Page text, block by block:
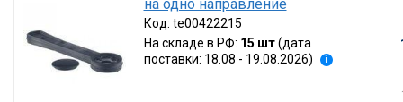
на одно направление
Код: te00422215
На складе в РФ: 15 шт (дата
поставки: 18.08 - 19.08.2026)
i